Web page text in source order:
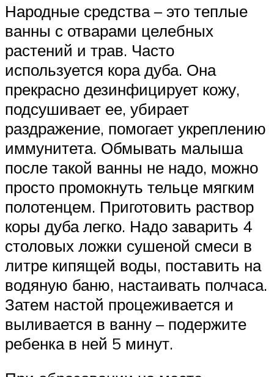
Народные средства – это теплые
ванны с отварами целебных
растений и трав. Часто
используется кора дуба. Она
прекрасно дезинфицирует кожу,
подсушивает ее, убирает
раздражение, помогает укреплению
иммунитета. Обмывать малыша
после такой ванны не надо, можно
просто промокнуть тельце мягким
полотенцем. Приготовить раствор
коры дуба легко. Надо заварить 4
столовых ложки сушеной смеси в
литре кипящей воды, поставить на
водяную баню, настаивать полчаса.
Затем настой процеживается и
выливается в ванну – подержите
ребенка в ней 5 минут.